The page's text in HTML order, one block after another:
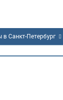
в Санкт-Петербург